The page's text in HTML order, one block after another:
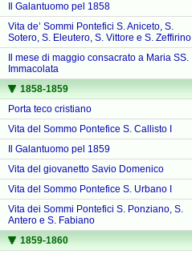
Il Galantuomo pel 1858
Vita de’ Sommi Pontefici S. Aniceto, S.
Sotero, S. Eleutero, S. Vittore e S. Zeffirino
Il mese di maggio consacrato a Maria SS.
Immacolata
1858-1859
Porta teco cristiano
Vita del Sommo Pontefice S. Callisto I
Il Galantuomo pel 1859
Vita del giovanetto Savio Domenico
Vita del Sommo Pontefice S. Urbano I
Vita dei Sommi Pontefici S. Ponziano, S.
Antero e S. Fabiano
1859-1860